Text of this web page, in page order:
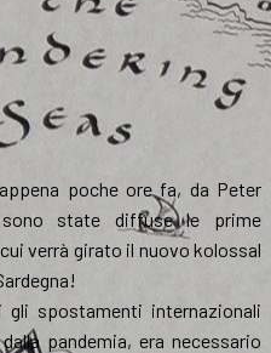
poche ore fa, da Peter
state diffuse le prime
verrà girato il nuovo kolossal
spostamenti internazionali
pandemia, era necessario